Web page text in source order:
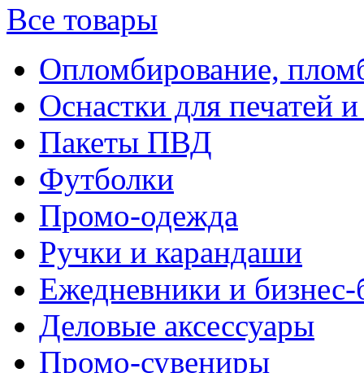
Все товары
Опломбирование,
Оснастки для печатей
Пакеты ПВД
Футболки
Промо-одежда
Ручки и карандаши
Ежедневники и
Деловые аксессуары
Промо-сувениры